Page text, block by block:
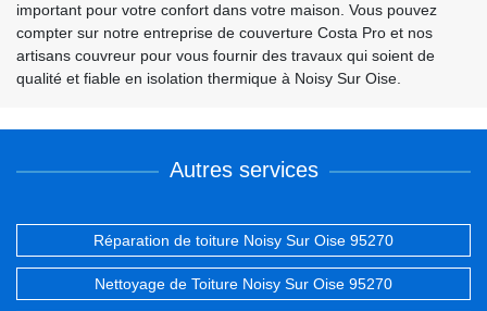
important pour votre confort dans votre maison. Vous pouvez
compter sur notre entreprise de couverture Costa Pro et nos
artisans couvreur pour vous fournir des travaux qui soient de
qualité et fiable en isolation thermique à Noisy Sur Oise.
Autres services
Réparation de toiture Noisy Sur Oise 95270
Nettoyage de Toiture Noisy Sur Oise 95270